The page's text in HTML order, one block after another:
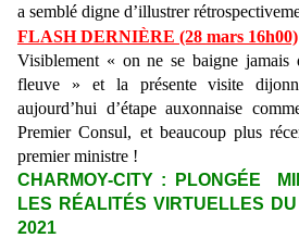
a semblé digne d’illustrer
FLASH DERNIÈRE (28 mars 16h00)
Visiblement « on ne se baigne jamais
fleuve » et la présente visite
aujourd’hui d’étape auxonnaise
Premier Consul, et beaucoup plus
premier ministre !
CHARMOY-CITY : PLONGÉE
LES RÉALITÉS VIRTUELLES
2021